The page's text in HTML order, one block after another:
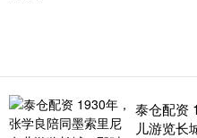
泰仓配资
儿游览长